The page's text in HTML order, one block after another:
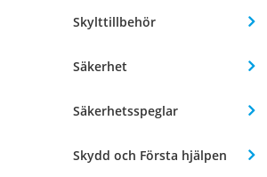
Skylttillbehör
Säkerhet
Säkerhetsspeglar
Skydd och Första hjälpen